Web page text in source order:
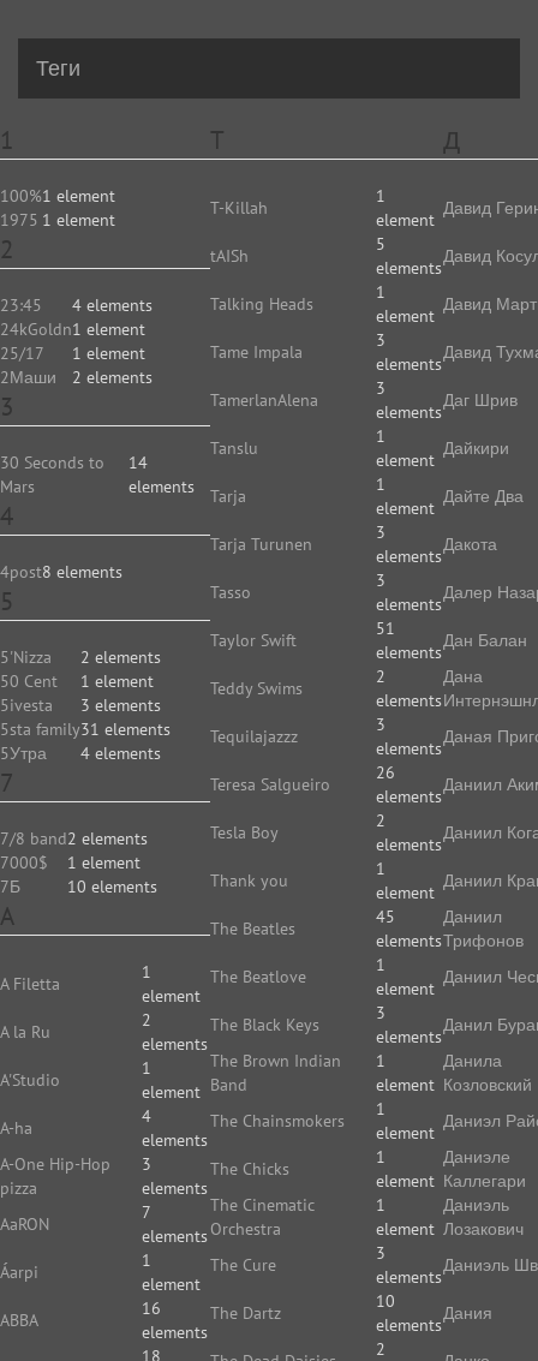
Теги
1
100%1 element
1975 1 element
2
23:45
4 elements
24kGoldn1 element
25/17
1 element
2Маши
2 elements
3
30 Seconds to
Mars
14
elements
4
4post8 elements
5
5'Nizza
2 elements
50 Cent
1 element
5ivesta
3 elements
5sta family31 elements
5Утра
4 elements
7
7/8 band2 elements
7000$
1 element
7Б
10 elements
A
A Filetta
1
element
A la Ru
2
elements
A'Studio
1
element
A-ha
4
elements
A-One Hip-Hop
pizza
3
elements
AaRON
7
elements
Áarpi
1
element
ABBA
16
elements
18
T
T-Killah
1
element
tAISh
5
elements
Talking Heads
1
element
Tame Impala
3
elements
TamerlanAlena
3
elements
Tanslu
1
element
Tarja
1
element
Tarja Turunen
3
elements
Tasso
3
elements
Taylor Swift
51
elements
Teddy Swims
2
elements
Tequilajazzz
3
elements
Teresa Salgueiro
26
elements
Tesla Boy
2
elements
Thank you
1
element
The Beatles
45
elements
The Beatlove
1
element
The Black Keys
3
elements
The Brown Indian
Band
1
element
The Chainsmokers
1
element
The Chicks
1
element
The Cinematic
Orchestra
1
element
The Cure
3
elements
The Dartz
10
elements
2
Д
Давид
Давид
Давид
Давид
Даг Шрив
Дайкири
Дайте Два
Дакота
Далер
Дан Балан
Дана
Даная
Даниил
Даниил
Даниил
Даниил
Трифонов
Даниил
Данил
Данила
Козловский
Даниэл
Даниэле
Каллегари
Даниэль
Лозакович
Даниэль
Дания